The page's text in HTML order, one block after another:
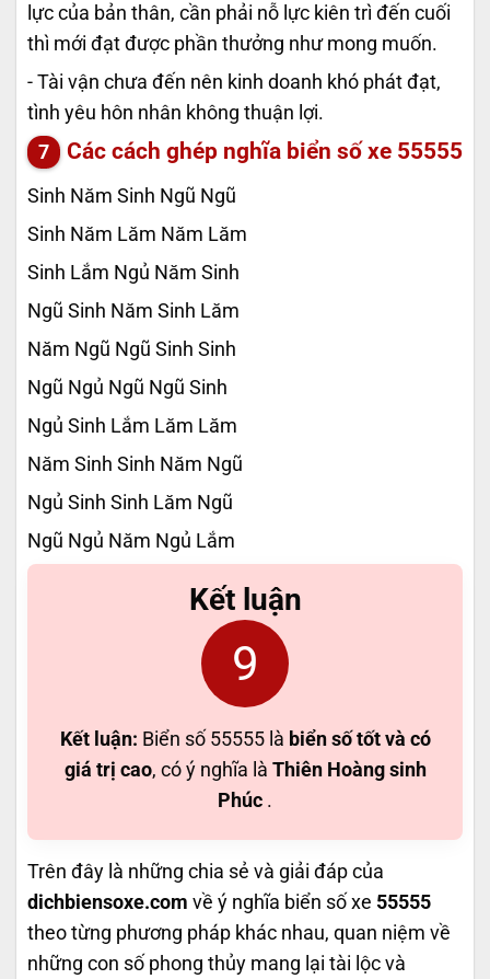
lực của bản thân, cần phải nỗ lực kiên trì đến cuối
thì mới đạt được phần thưởng như mong muốn.
- Tài vận chưa đến nên kinh doanh khó phát đạt,
tình yêu hôn nhân không thuận lợi.
Các cách ghép nghĩa biển số xe 55555
Sinh Năm Sinh Ngũ Ngũ
Sinh Năm Lăm Năm Lăm
Sinh Lắm Ngủ Năm Sinh
Ngũ Sinh Năm Sinh Lăm
Năm Ngũ Ngũ Sinh Sinh
Ngũ Ngủ Ngũ Ngũ Sinh
Ngủ Sinh Lắm Lăm Lăm
Năm Sinh Sinh Năm Ngũ
Ngủ Sinh Sinh Lăm Ngũ
Ngũ Ngủ Năm Ngủ Lắm
Kết luận
9
Kết luận: Biển số 55555 là biển số tốt và có
giá trị cao, có ý nghĩa là Thiên Hoàng sinh
Phúc .
Trên đây là những chia sẻ và giải đáp của
dichbiensoxe.com về ý nghĩa biển số xe 55555
theo từng phương pháp khác nhau, quan niệm về
những con số phong thủy mang lại tài lộc và